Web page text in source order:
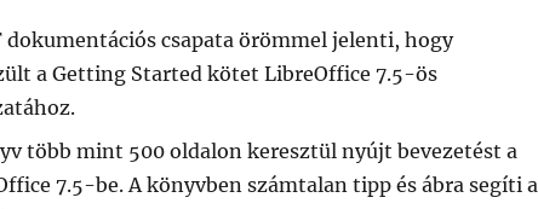
dokumentációs csapata örömmel jelenti, hogy
a Getting Started kötet LibreOffice 7.5-ös
több mint 500 oldalon keresztül nyújt bevezetést a
7.5-be. A könyvben számtalan tipp és ábra segíti a